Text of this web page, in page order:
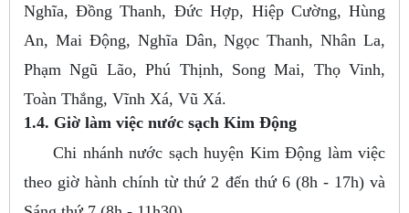
Nghĩa, Đồng Thanh, Đức Hợp, Hiệp Cường, Hùng
An, Mai Động, Nghĩa Dân, Ngọc Thanh, Nhân La,
Phạm Ngũ Lão, Phú Thịnh, Song Mai, Thọ Vinh,
Toàn Thắng, Vĩnh Xá, Vũ Xá.
1.4. Giờ làm việc nước sạch Kim Động
Chi nhánh nước sạch huyện Kim Động làm việc
theo giờ hành chính từ thứ 2 đến thứ 6 (8h - 17h) và